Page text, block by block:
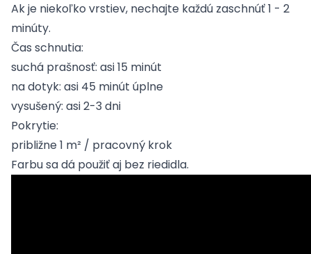
Ak je niekoľko vrstiev, nechajte každú zaschnúť 1 - 2
minúty.
Čas schnutia:
suchá prašnosť: asi 15 minút
na dotyk: asi 45 minút úplne
vysušený: asi 2-3 dni
Pokrytie:
približne 1 m² / pracovný krok
Farbu sa dá použiť aj bez riedidla.